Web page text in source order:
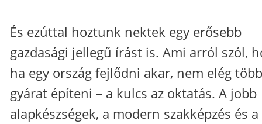
És ezúttal hoztunk nektek egy erősebb
gazdasági jellegű írást is. Ami arról szól,
ha egy ország fejlődni akar, nem elég több
gyárat építeni – a kulcs az oktatás. A jobb
alapkészségek, a modern szakképzés és a